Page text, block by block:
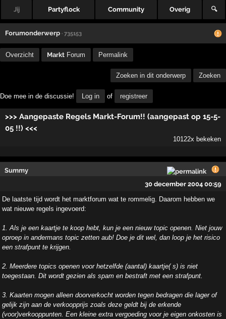
Jij Partyflock Community Overig 🔍
Forumonderwerp · 735153
Overzicht Markt Forum Permalink
Zoeken in dit onderwerp Zoeken
Doe mee in de discussie! Log in of registreer
>>> Aangepaste Regels Markt-Forum!! (aangepast op 15-5-
05 !!) <<<
10122x bekeken
Summy
30 december 2004 00:59
De laatste tijd wordt het marktforum wat te rommelig. Daarom hebben we
wat nieuwe regels ingevoerd:
1. Als je een kaartje te koop hebt, kun je een nieuw topic openen. Niet jouw
oproep in andermans topic zetten aub! Doe je dit wel, dan loop je het risico
een strafpunt te krijgen.
2. Meerdere topics openen voor hetzelfde (aantal) kaartje( s) is niet
toegestaan. Dit wordt gezien als spam en bestraft met een strafpunt.
3. Kaarten mogen alleen doorverkocht worden tegen bedragen die lager of
gelijk zijn aan de verkoopprijs zoals deze geldt bij de erkende
(voor)verkooppunten. Een kleine extra vergoeding voor je eigen onkosten is